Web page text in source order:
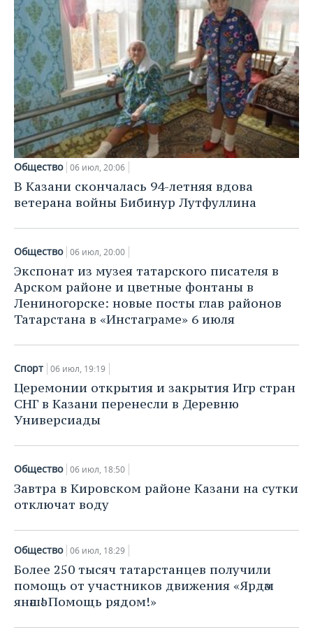
Общество 06 июл, 20:06
В Казани скончалась 94-летняя вдова
ветерана войны Бибинур Лутфуллина
Общество 06 июл, 20:00
Экспонат из музея татарского писателя в
Арском районе и цветные фонтаны в
Лениногорске: новые посты глав районов
Татарстана в «Инстаграме» 6 июля
Спорт 06 июл, 19:19
Церемонии открытия и закрытия Игр стран
СНГ в Казани перенесли в Деревню
Универсиады
Общество 06 июл, 18:50
Завтра в Кировском районе Казани на сутки
отключат воду
Общество 06 июл, 18:29
Более 250 тысяч татарстанцев получили
помощь от участников движения «Ярдәм
янәшә! Помощь рядом!»